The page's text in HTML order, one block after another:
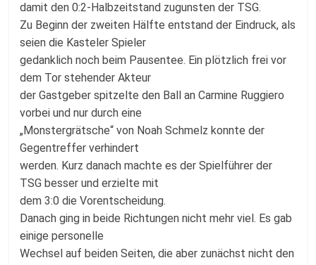
damit den 0:2-Halbzeitstand zugunsten der TSG.
Zu Beginn der zweiten Hälfte entstand der Eindruck, als
seien die Kasteler Spieler
gedanklich noch beim Pausentee. Ein plötzlich frei vor
dem Tor stehender Akteur
der Gastgeber spitzelte den Ball an Carmine Ruggiero
vorbei und nur durch eine
„Monstergrätsche“ von Noah Schmelz konnte der
Gegentreffer verhindert
werden. Kurz danach machte es der Spielführer der
TSG besser und erzielte mit
dem 3:0 die Vorentscheidung.
Danach ging in beide Richtungen nicht mehr viel. Es gab
einige personelle
Wechsel auf beiden Seiten, die aber zunächst nicht den